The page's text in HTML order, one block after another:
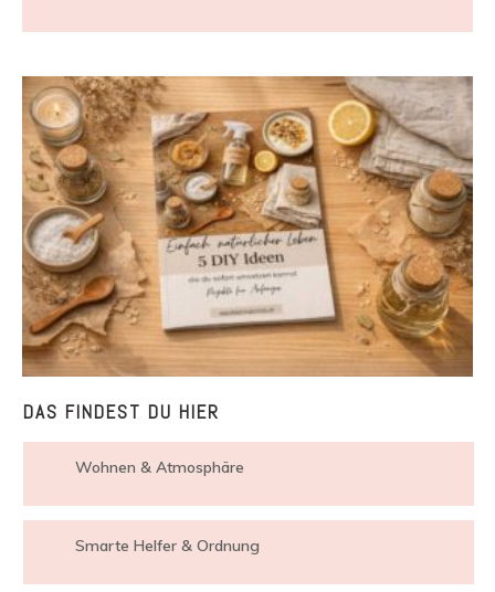
DAS FINDEST DU HIER
Wohnen & Atmosphäre
Smarte Helfer & Ordnung